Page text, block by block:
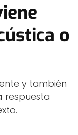
o
y también
respuesta